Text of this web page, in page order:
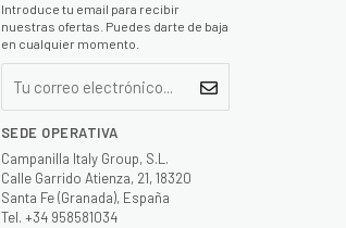
Introduce tu email para recibir
nuestras ofertas. Puedes darte de baja
en cualquier momento.
SEDE OPERATIVA
Campanilla Italy Group, S.L.
Calle Garrido Atienza, 21, 18320
Santa Fe (Granada), España
Tel. +34 958581034